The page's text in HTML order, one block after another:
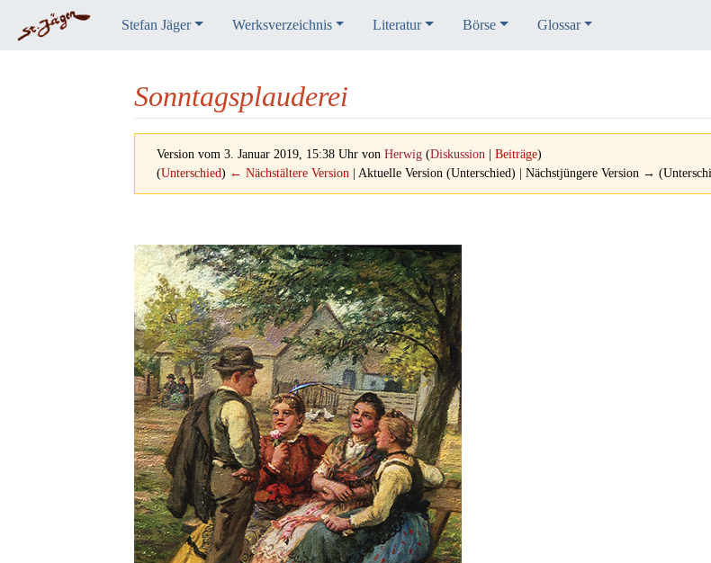
Stefan Jäger Werksverzeichnis Literatur Börse Glossar
Sonntagsplauderei
Version vom 3. Januar 2019, 15:38 Uhr von Herwig (Diskussion Beiträge)
(Unterschied) ← Nächstältere Version | Aktuelle Version (Unterschied) | Nächstjüngere Version →